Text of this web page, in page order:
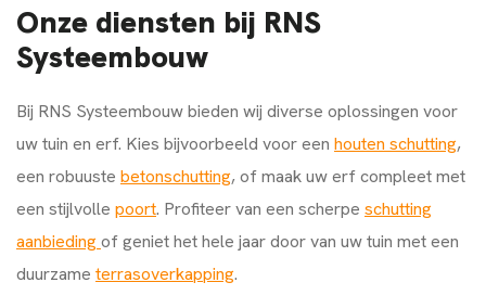
Onze diensten bij RNS
Systeembouw
Bij RNS Systeembouw bieden wij diverse oplossingen voor
uw tuin en erf. Kies bijvoorbeeld voor een houten schutting,
een robuuste betonschutting, of maak uw erf compleet met
een stijlvolle poort. Profiteer van een scherpe schutting
aanbiedingof geniet het hele jaar door van uw tuin met een
duurzame terrasoverkapping.